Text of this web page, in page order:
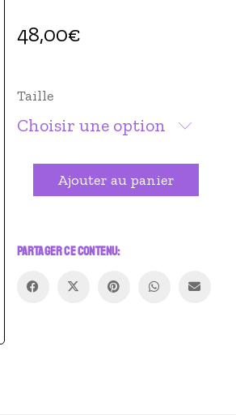
48,00€
Taille
Choisir une option
Serre
Ajouter au panier
PARTAGER CE CONTENU: